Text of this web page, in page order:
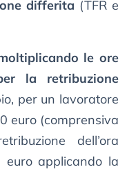
differita (TFR e
le ore
la retribuzione
per un lavoratore
euro (comprensiva
dell’ora
euro applicando la